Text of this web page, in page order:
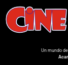
Un mundo